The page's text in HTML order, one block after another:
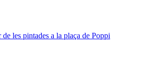
de les pintades a la plaça de Poppi